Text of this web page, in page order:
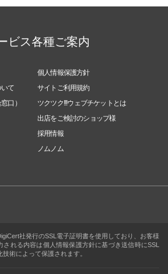
ビス各種ご案内
個人情報保護方針
て
サイトご利用規約
口）
ツクツク!!!ウェブチケットとは
出店をご検討のショップ様
採用情報
ノムノム
社発行のSSL電子証明書を使用しており、お客様
される内容は個人情報保護方針に基づき送信時にSSL
技術によって保護されます。